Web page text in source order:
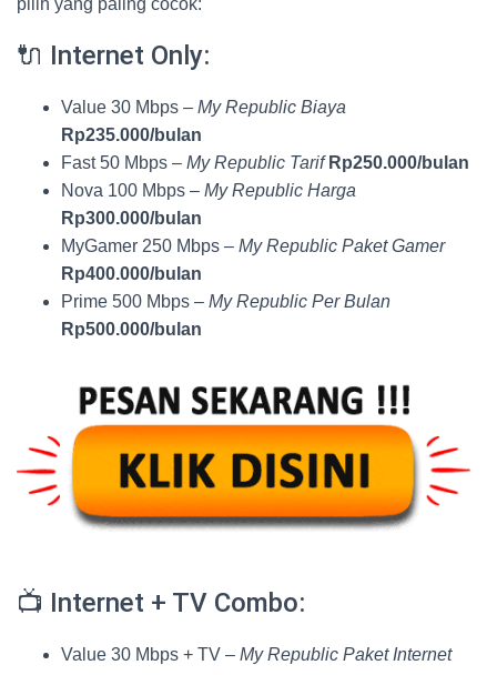
pilih yang paling cocok:
🔌 Internet Only:
Value 30 Mbps – My Republic Biaya
Rp235.000/bulan
Fast 50 Mbps – My Republic Tarif Rp250.000/bulan
Nova 100 Mbps – My Republic Harga
Rp300.000/bulan
MyGamer 250 Mbps – My Republic Paket Gamer
Rp400.000/bulan
Prime 500 Mbps – My Republic Per Bulan
Rp500.000/bulan
📺 Internet + TV Combo:
Value 30 Mbps + TV – My Republic Paket Internet